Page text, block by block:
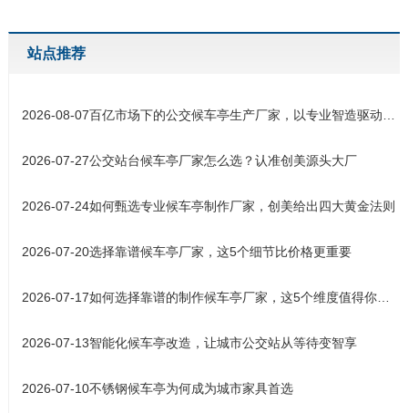
站点推荐
2026-08-07百亿市场下的公交候车亭生产厂家，以专业智造驱动城市交通设施升
2026-07-27公交站台候车亭厂家怎么选？认准创美源头大厂
2026-07-24如何甄选专业候车亭制作厂家，创美给出四大黄金法则
2026-07-20选择靠谱候车亭厂家，这5个细节比价格更重要
2026-07-17如何选择靠谱的制作候车亭厂家，这5个维度值得你关注
2026-07-13智能化候车亭改造，让城市公交站从等待变智享
2026-07-10不锈钢候车亭为何成为城市家具首选